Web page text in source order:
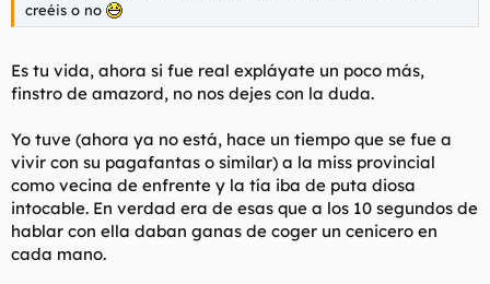
creéis o no
Es tu vida, ahora si fue real expláyate un poco más,
finstro de amazord, no nos dejes con la duda.
Yo tuve (ahora ya no está, hace un tiempo que se fue a
vivir con su pagafantas o similar) a la miss provincial
como vecina de enfrente y la tía iba de puta diosa
intocable. En verdad era de esas que a los 10 segundos de
hablar con ella daban ganas de coger un cenicero en
cada mano.